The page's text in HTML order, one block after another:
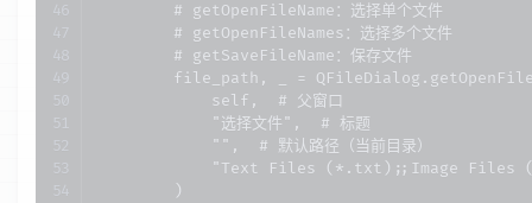
        # getOpenFileName：选择单个文件
        # getOpenFileNames：选择多个文件
        # getSaveFileName：保存文件
file_path, _ =
            self,  # 父窗口
            "选择文件",  # 标题
            "",  # 默认路径（当前目录）
"Text Files (*.txt);;Image Files
        )